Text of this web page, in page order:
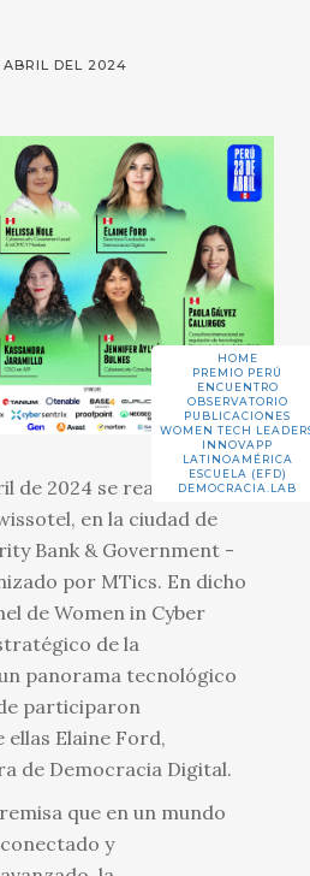
HOME
PREMIO PERÚ
ENCUENTRO
OBSERVATORIO
PUBLICACIONES
WOMEN TECH
INNOVAPP
LATINOAMÉRICA
ESCUELA (EFD)
DEMOCRACIA.LAB
ABRIL DEL 2024
de 2024 se realizó en las
en la ciudad de
Bank & Government -
por MTics. En dicho
de Women in Cyber
de la
panorama tecnológico
participaron
Elaine Ford,
de Democracia Digital.
que en un mundo
y